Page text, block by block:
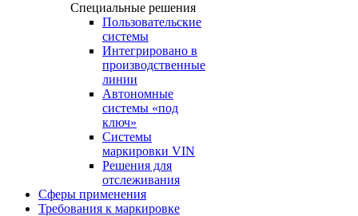
Специальные решения
Пользовательские
системы
Интегрировано в
производственные
линии
Автономные
системы «под
ключ»
Системы
маркировки VIN
Решения для
отслеживания
Сферы применения
Требования к маркировке